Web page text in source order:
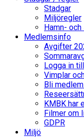
Stadgar
Miljöregler
Hamn-
Medlemsinfo
Avgifter
Logga in
Vimplar
Bli
KMBK har
Filmer om
GDPR
Miljö